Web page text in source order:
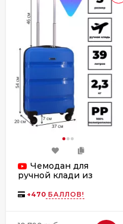
Чемодан для
ручной клади из
Rion+, 460 18"
+470 БАЛЛОВ!